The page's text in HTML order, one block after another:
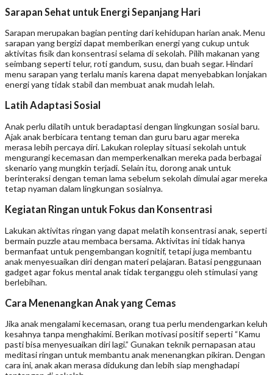
Sarapan Sehat untuk Energi Sepanjang Hari
Sarapan merupakan bagian penting dari kehidupan harian anak. Menu
sarapan yang bergizi dapat memberikan energi yang cukup untuk
aktivitas fisik dan konsentrasi selama di sekolah. Pilih makanan yang
seimbang seperti telur, roti gandum, susu, dan buah segar. Hindari
menu sarapan yang terlalu manis karena dapat menyebabkan lonjakan
energi yang tidak stabil dan membuat anak mudah lelah.
Latih Adaptasi Sosial
Anak perlu dilatih untuk beradaptasi dengan lingkungan sosial baru.
Ajak anak berbicara tentang teman dan guru baru agar mereka
merasa lebih percaya diri. Lakukan roleplay situasi sekolah untuk
mengurangi kecemasan dan memperkenalkan mereka pada berbagai
skenario yang mungkin terjadi. Selain itu, dorong anak untuk
berinteraksi dengan teman lama sebelum sekolah dimulai agar mereka
tetap nyaman dalam lingkungan sosialnya.
Kegiatan Ringan untuk Fokus dan Konsentrasi
Lakukan aktivitas ringan yang dapat melatih konsentrasi anak, seperti
bermain puzzle atau membaca bersama. Aktivitas ini tidak hanya
bermanfaat untuk pengembangan kognitif, tetapi juga membantu
anak menyesuaikan diri dengan materi pelajaran. Batasi penggunaan
gadget agar fokus mental anak tidak terganggu oleh stimulasi yang
berlebihan.
Cara Menenangkan Anak yang Cemas
Jika anak mengalami kecemasan, orang tua perlu mendengarkan keluh
kesahnya tanpa menghakimi. Berikan motivasi positif seperti “Kamu
pasti bisa menyesuaikan diri lagi.” Gunakan teknik pernapasan atau
meditasi ringan untuk membantu anak menenangkan pikiran. Dengan
cara ini, anak akan merasa didukung dan lebih siap menghadapi